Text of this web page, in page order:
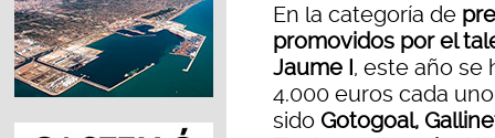
En la categoría de
promovidos por el
Jaume I, este año se
4.000 euros cada
sido Gotogoal,